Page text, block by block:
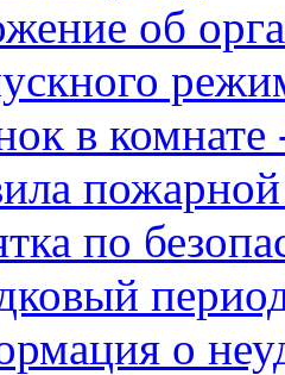
об
в
пожарной
по
о